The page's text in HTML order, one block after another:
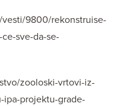
vesti/9800/rekonstruise-
sve-da-se-
zooloski-vrtovi-iz-
ipa-projektu-grade-